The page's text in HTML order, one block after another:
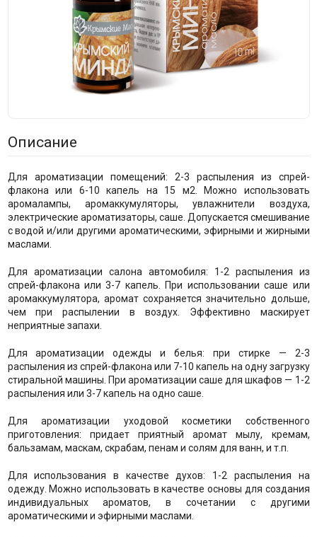
Описание
Для ароматизации помещений: 2-3 распыления из спрей-
флакона или 6-10 капель на 15 м2. Можно использовать
аромалампы, аромаккумуляторы, увлажнители воздуха,
электрические ароматизаторы, саше. Допускается смешивание
с водой и/или другими ароматическими, эфирными и жирными
маслами.
Для ароматизации салона автомобиля: 1-2 распыления из
спрей-флакона или 3-7 капель. При использовании саше или
аромаккумулятора, аромат сохраняется значительно дольше,
чем при распылении в воздух. Эффективно маскирует
неприятные запахи.
Для ароматизации одежды и белья: при стирке — 2-3
распыления из спрей-флакона или 7-10 капель на одну загрузку
стиральной машины. При ароматизации саше для шкафов — 1-2
распыления или 3-7 капель на одно саше.
Для ароматизации уходовой косметики собственного
приготовления: придает приятный аромат мылу, кремам,
бальзамам, маскам, скрабам, пенам и солям для ванн, и т.п.
Для использования в качестве духов: 1-2 распыления на
одежду. Можно использовать в качестве основы для создания
индивидуальных ароматов, в сочетании с другими
ароматическими и эфирными маслами.